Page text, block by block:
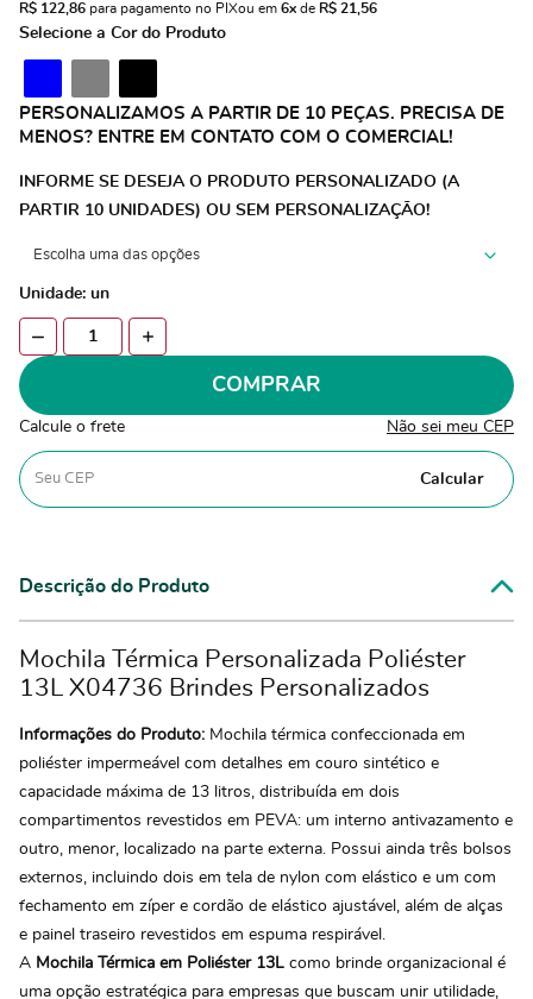
R$ 122,86 para pagamento no PIXou em 6x de R$ 21,56
Selecione a Cor do Produto
PERSONALIZAMOS A PARTIR DE 10 PEÇAS. PRECISA DE
MENOS? ENTRE EM CONTATO COM O COMERCIAL!
INFORME SE DESEJA O PRODUTO PERSONALIZADO (A
PARTIR 10 UNIDADES) OU SEM PERSONALIZAÇÃO!
Unidade: un
COMPRAR
Calcule o frete Não sei meu CEP
Calcular
Descrição do Produto
Mochila Térmica Personalizada Poliéster
13L X04736 Brindes Personalizados
Informações do Produto: Mochila térmica confeccionada em
poliéster impermeável com detalhes em couro sintético e
capacidade máxima de 13 litros, distribuída em dois
compartimentos revestidos em PEVA: um interno antivazamento e
outro, menor, localizado na parte externa. Possui ainda três bolsos
externos, incluindo dois em tela de nylon com elástico e um com
fechamento em zíper e cordão de elástico ajustável, além de alças
e painel traseiro revestidos em espuma respirável.
A Mochila Térmica em Poliéster 13L como brinde organizacional é
uma opção estratégica para empresas que buscam unir utilidade,